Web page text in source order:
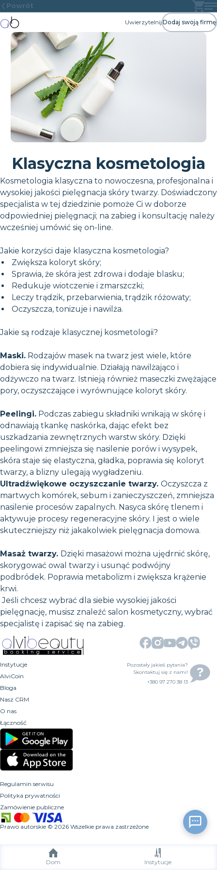
Dom Instytucje
Powrót
UwierzytelnijDodaj swoją firmę
Klasyczna kosmetologia
Kosmetologia klasyczna to nowoczesna, profesjonalna i
wysokiej jakości pielęgnacja skóry twarzy. Doświadczony
specjalista w tej dziedzinie pomoże Ci w doborze
odpowiedniej pielęgnacji; na zabieg i konsultację należy
wcześniej umówić się on-line.
Jakie korzyści daje klasyczna kosmetologia?
Zwiększa koloryt skóry;
Sprawia, że skóra jest zdrowa i dodaje blasku;
Redukuje wiotczenie i zmarszczki;
Leczy trądzik, przebarwienia, trądzik różowaty;
Oczyszcza, tonizuje i nawilża.
Jakie są rodzaje klasycznej kosmetologii?
Maski. Rodzajów masek na twarz jest wiele, które
dobiera się indywidualnie. Działają nawilżająco i
odżywczo na twarz. Istnieją również maseczki zwężające
pory, oczyszczające i wyrównujące koloryt skóry.
Peelingi. Podczas zabiegu składniki wnikają w skórę i
odnawiają tkankę naskórka, dając efekt bez
uszkadzania zewnętrznych warstw skóry. Dzięki
peelingowi zmniejsza się nasilenie porów i wysypek,
skóra staje się elastyczna, gładka, poprawia się koloryt
twarzy, a blizny ulegają wygładzeniu.
Ultradźwiękowe oczyszczanie twarzy. Oczyszcza z
martwych komórek, sebum i zanieczyszczeń, zmniejsza
nasilenie procesów zapalnych. Nasyca skórę tlenem i
aktywuje procesy regeneracyjne skóry. I jest o wiele
skuteczniejszy niż jakakolwiek pielęgnacja domowa.
Masaż twarzy. Dzięki masażowi można ujędrnić skórę,
skorygować owal twarzy i usunąć podwójny
podbródek. Poprawia metabolizm i zwiększa krążenie
krwi.
Jeśli chcesz wybrać dla siebie wysokiej jakości
pielęgnację, musisz znaleźć salon kosmetyczny, wybrać
specjalistę i zapisać się na zabieg.
Instytucje
AlviCoin
Bloga
Nasz CRM
O nas
Łączność
Pozostały jakieś pytania?
Skontaktuj się z nami!
+380 97 270 38 13
Regulamin serwisu
Polityka prywatności
Zamówienie publiczne
Prawo autorskie © 2026 Wszelkie prawa zastrzeżone